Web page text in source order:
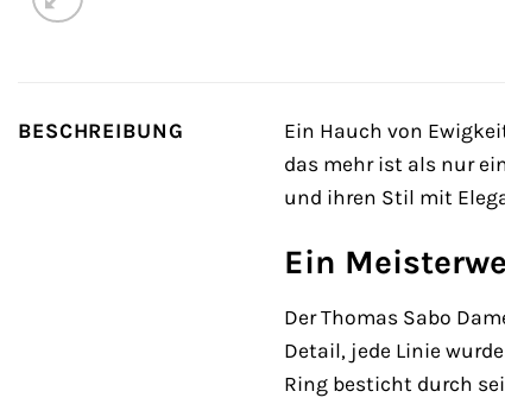
BESCHREIBUNG Ein Hauch von
das mehr ist als nur
und ihren Stil mit
Ein
Der Thomas Sabo
Detail, jede Linie
Ring besticht durch